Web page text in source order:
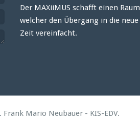
Der MAXiiMUS schafft einen Raum
welcher den Übergang in die neue
Zeit vereinfacht.
Mario Neubauer - KIS-EDV.